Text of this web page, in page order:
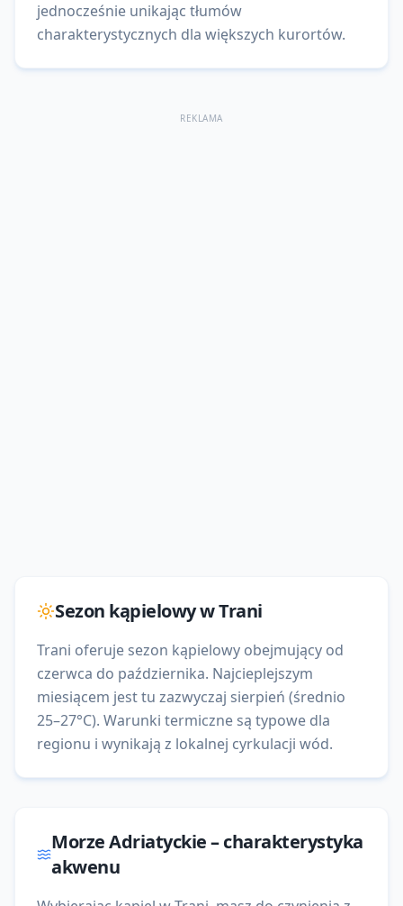
jednocześnie unikając tłumów
charakterystycznych dla większych kurortów.
REKLAMA
Sezon kąpielowy wTrani
Trani oferuje sezon kąpielowy obejmujący od
czerwca do października. Najcieplejszym
miesiącem jest tu zazwyczaj sierpień (średnio
25–27°C). Warunki termiczne są typowe dla
regionu i wynikają z lokalnej cyrkulacji wód.
Morze Adriatyckie– charakterystyka
akwenu